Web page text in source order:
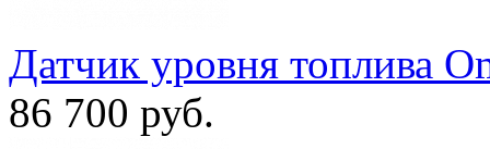
Датчик уровня топлива
86 700 руб.